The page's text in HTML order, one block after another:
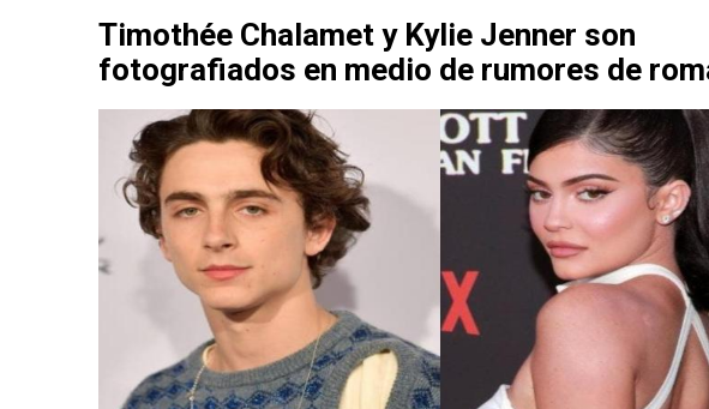
Timothée Chalamet y Kylie Jenner son
fotografiados en medio de rumores de